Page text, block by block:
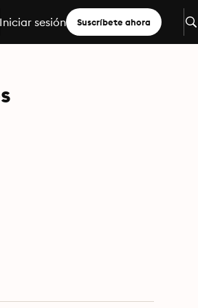
Iniciar sesión Suscríbete ahora